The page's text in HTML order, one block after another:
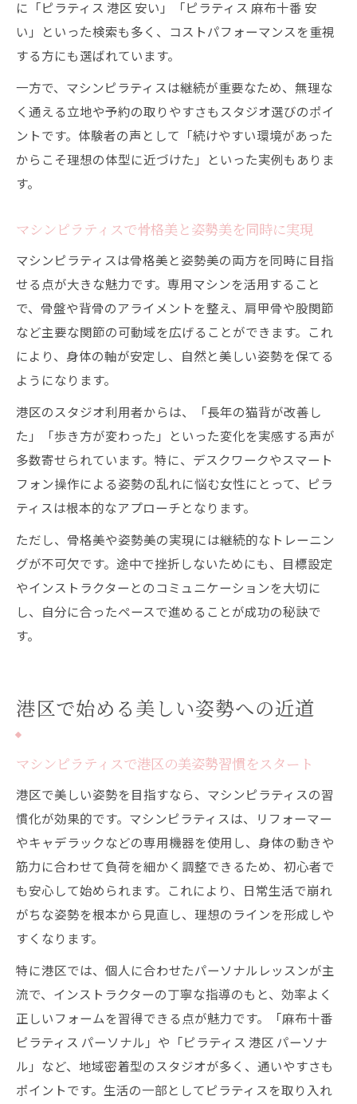
に「ピラティス 港区 安い」「ピラティス 麻布十番 安
い」といった検索も多く、コストパフォーマンスを重視
する方にも選ばれています。
一方で、マシンピラティスは継続が重要なため、無理な
く通える立地や予約の取りやすさもスタジオ選びのポイ
ントです。体験者の声として「続けやすい環境があった
からこそ理想の体型に近づけた」といった実例もありま
す。
マシンピラティスで骨格美と姿勢美を同時に実現
マシンピラティスは骨格美と姿勢美の両方を同時に目指
せる点が大きな魅力です。専用マシンを活用すること
で、骨盤や背骨のアライメントを整え、肩甲骨や股関節
など主要な関節の可動域を広げることができます。これ
により、身体の軸が安定し、自然と美しい姿勢を保てる
ようになります。
港区のスタジオ利用者からは、「長年の猫背が改善し
た」「歩き方が変わった」といった変化を実感する声が
多数寄せられています。特に、デスクワークやスマート
フォン操作による姿勢の乱れに悩む女性にとって、ピラ
ティスは根本的なアプローチとなります。
ただし、骨格美や姿勢美の実現には継続的なトレーニン
グが不可欠です。途中で挫折しないためにも、目標設定
やインストラクターとのコミュニケーションを大切に
し、自分に合ったペースで進めることが成功の秘訣で
す。
港区で始める美しい姿勢への近道
マシンピラティスで港区の美姿勢習慣をスタート
港区で美しい姿勢を目指すなら、マシンピラティスの習
慣化が効果的です。マシンピラティスは、リフォーマー
やキャデラックなどの専用機器を使用し、身体の動きや
筋力に合わせて負荷を細かく調整できるため、初心者で
も安心して始められます。これにより、日常生活で崩れ
がちな姿勢を根本から見直し、理想のラインを形成しや
すくなります。
特に港区では、個人に合わせたパーソナルレッスンが主
流で、インストラクターの丁寧な指導のもと、効率よく
正しいフォームを習得できる点が魅力です。「麻布十番
ピラティス パーソナル」や「ピラティス 港区 パーソナ
ル」など、地域密着型のスタジオが多く、通いやすさも
ポイントです。生活の一部としてピラティスを取り入れ